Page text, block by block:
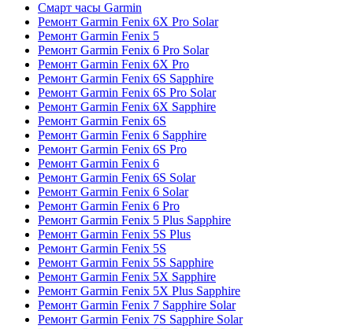
Смарт часы Garmin
Ремонт Garmin Fenix 6X Pro Solar
Ремонт Garmin Fenix 5
Ремонт Garmin Fenix 6 Pro Solar
Ремонт Garmin Fenix 6X Pro
Ремонт Garmin Fenix 6S Sapphire
Ремонт Garmin Fenix 6S Pro Solar
Ремонт Garmin Fenix 6X Sapphire
Ремонт Garmin Fenix 6S
Ремонт Garmin Fenix 6 Sapphire
Ремонт Garmin Fenix 6S Pro
Ремонт Garmin Fenix 6
Ремонт Garmin Fenix 6S Solar
Ремонт Garmin Fenix 6 Solar
Ремонт Garmin Fenix 6 Pro
Ремонт Garmin Fenix 5 Plus Sapphire
Ремонт Garmin Fenix 5S Plus
Ремонт Garmin Fenix 5S
Ремонт Garmin Fenix 5S Sapphire
Ремонт Garmin Fenix 5X Sapphire
Ремонт Garmin Fenix 5X Plus Sapphire
Ремонт Garmin Fenix 7 Sapphire Solar
Ремонт Garmin Fenix 7S Sapphire Solar